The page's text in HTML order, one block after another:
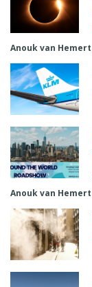
Anouk van Hemert
Anouk van Hemert